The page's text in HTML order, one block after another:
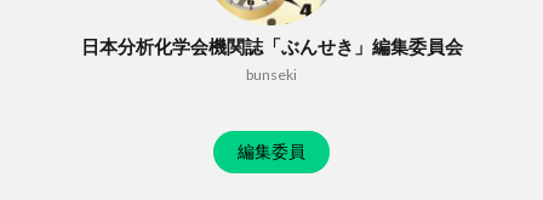
日本分析化学会機関誌「ぶんせき」編集委員会
bunseki
編集委員